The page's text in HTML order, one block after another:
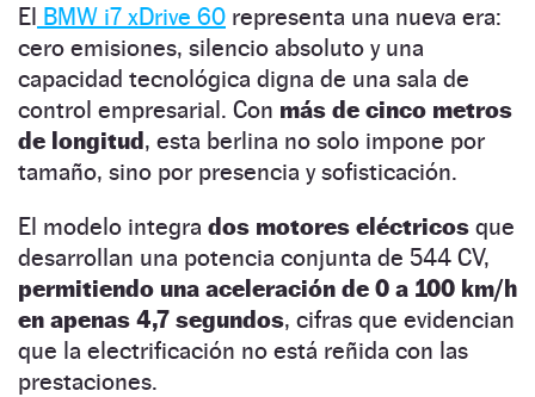
El BMW i7 xDrive 60 representa una nueva era:
cero emisiones, silencio absoluto y una
capacidad tecnológica digna de una sala de
control empresarial. Con más de cinco metros
de longitud, esta berlina no solo impone por
tamaño, sino por presencia y sofisticación.
El modelo integra dos motores eléctricos que
desarrollan una potencia conjunta de 544 CV,
permitiendo una aceleración de 0 a 100 km/h
en apenas 4,7 segundos, cifras que evidencian
que la electrificación no está reñida con las
prestaciones.